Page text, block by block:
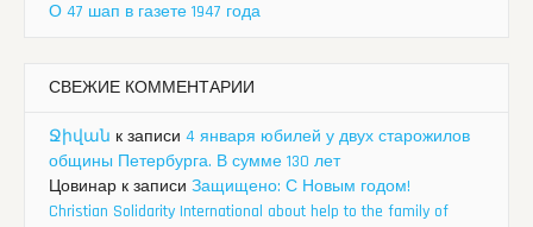
О 47 шап в газете 1947 года
СВЕЖИЕ КОММЕНТАРИИ
Ջիվան к записи 4 января юбилей у двух старожилов
общины Петербурга. В сумме 130 лет
Цовинар к записи Защищено: С Новым годом!
Christian Solidarity International about help to the family of